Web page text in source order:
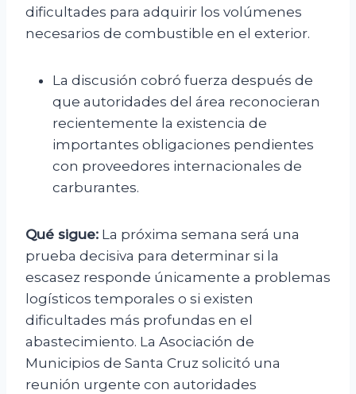
dificultades para adquirir los volúmenes
necesarios de combustible en el exterior.
La discusión cobró fuerza después de
que autoridades del área reconocieran
recientemente la existencia de
importantes obligaciones pendientes
con proveedores internacionales de
carburantes.
Qué sigue: La próxima semana será una
prueba decisiva para determinar si la
escasez responde únicamente a problemas
logísticos temporales o si existen
dificultades más profundas en el
abastecimiento. La Asociación de
Municipios de Santa Cruz solicitó una
reunión urgente con autoridades